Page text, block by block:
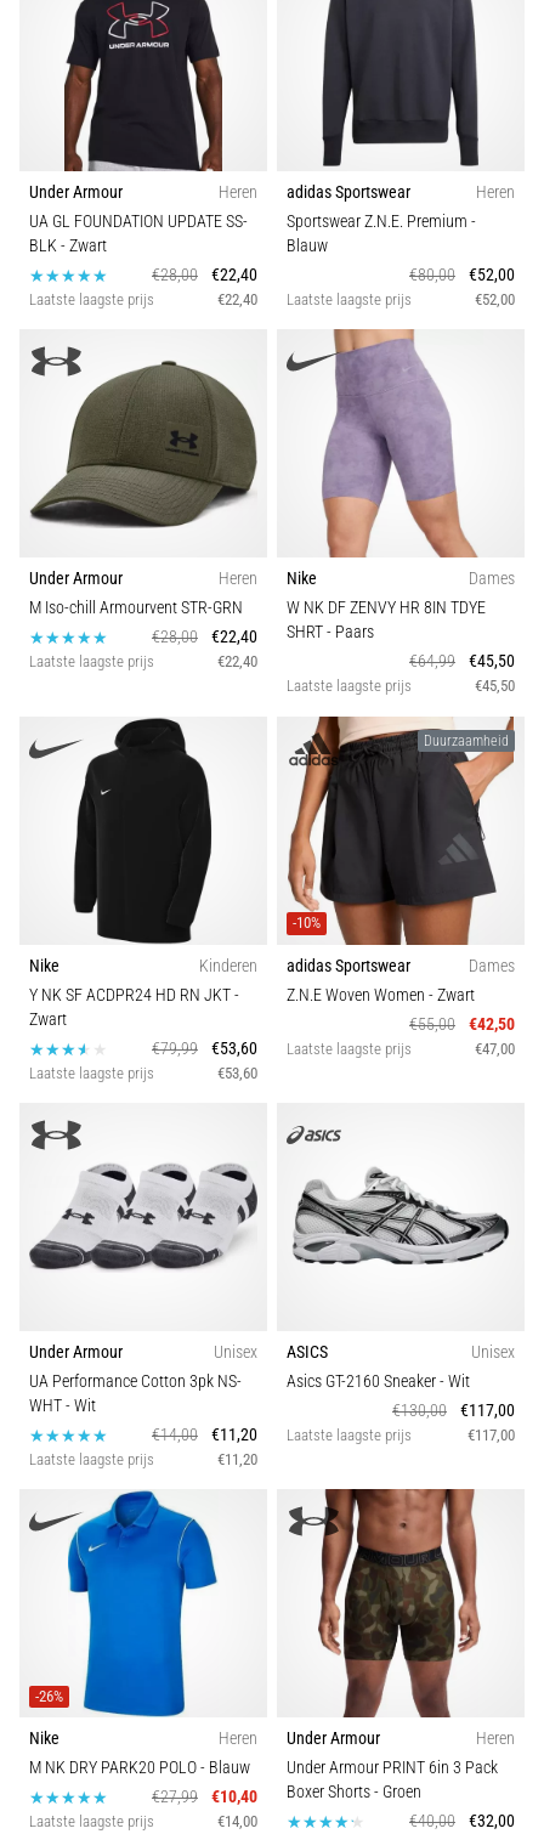
piepjestest:
hoe
voer
je
ze
In
de
shuttle
run
wendbaarheid
Hoe
correct
7 min. lezen
Hardlopersknie:
Oorzaken,
Behandeling
en
Preventie
Hardlopersknie,
ook
bekend
het
(ITBS),
is
een
zeer
veelvoorkomend
gezondheidsprobleem…
Toon
alle
artikelen
Duurzaamheid
Seizoen
Comfort en demping
Schoenbreedte
Gebruik
BH-ondersteuning
Carbon
Under Armour
Heren
UA GL FOUNDATION UPDATE SS-
BLK- Zwart
€28,00
€22,40
Laatste laagste prijs €22,40
adidas Sportswear
Heren
Sportswear Z.N.E. Premium -
Blauw
€80,00
€52,00
Laatste laagste prijs €52,00
Under Armour
Heren
M Iso-chill Armourvent STR-GRN
€28,00
€22,40
Laatste laagste prijs €22,40
Nike
Dames
W NK DF ZENVY HR 8IN TDYE
SHRT- Paars
€64,99
€45,50
Laatste laagste prijs €45,50
Nike
Kinderen
Y NK SF ACDPR24 HD RN JKT-
Zwart
€79,99
€53,60
Laatste laagste prijs €53,60
Duurzaamheid
-10%
adidas Sportswear
Dames
Z.N.E Woven Women - Zwart
€55,00
€42,50
Laatste laagste prijs €47,00
Under Armour
Unisex
UA Performance Cotton 3pk NS-
WHT- Wit
€14,00
€11,20
Laatste laagste prijs €11,20
ASICS
Unisex
Asics GT-2160 Sneaker- Wit
€130,00
€117,00
Laatste laagste prijs €117,00
-26%
Nike
Heren
M NK DRY PARK20 POLO- Blauw
€27,99
€10,40
Laatste laagste prijs €14,00
Under Armour
Heren
Under Armour PRINT 6in 3 Pack
Boxer Shorts- Groen
€40,00
€32,00